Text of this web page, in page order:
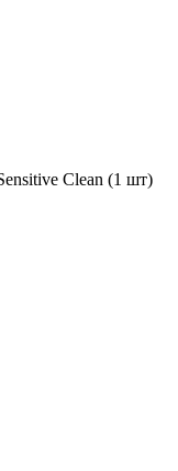
Clean (1 шт)